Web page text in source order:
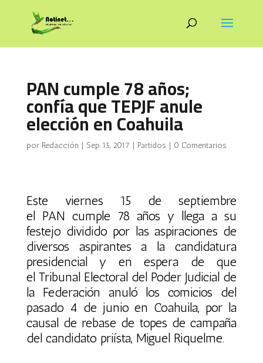
PAN cumple 78 años;
confía que TEPJF anule
elección en Coahuila
por Redacción | Sep 15, 2017 | Partidos | 0 Comentarios
Este viernes 15 de septiembre
el PAN cumple 78 años y llega a su
festejo dividido por las aspiraciones de
diversos aspirantes a la candidatura
presidencial y en espera de que
el Tribunal Electoral del Poder Judicial de
la Federación anuló los comicios del
pasado 4 de junio en Coahuila, por la
causal de rebase de topes de campaña
del candidato priísta, Miguel Riquelme.